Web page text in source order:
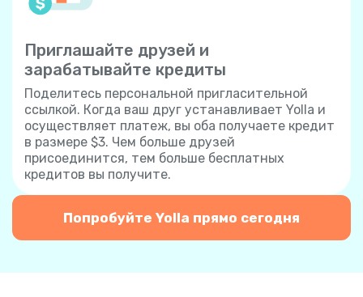
Приглашайте друзей и
зарабатывайте кредиты
Поделитесь персональной пригласительной
ссылкой. Когда ваш друг устанавливает Yolla и
осуществляет платеж, вы оба получаете кредит
в размере $3. Чем больше друзей
присоединится, тем больше бесплатных
кредитов вы получите.
Попробуйте Yolla прямо сегодня